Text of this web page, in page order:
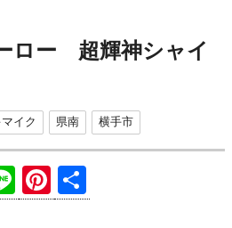
ロー 超輝神シャイ
イク 県南 横手市
Li
n
Pi
nt 有